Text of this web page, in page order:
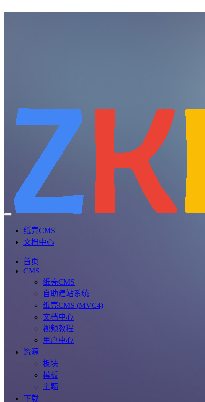
纸壳CMS
文档中心
首页
CMS
纸壳CMS
自助建站系统
纸壳CMS (MVC4)
文档中心
视频教程
用户中心
资源
板块
模板
主题
下载